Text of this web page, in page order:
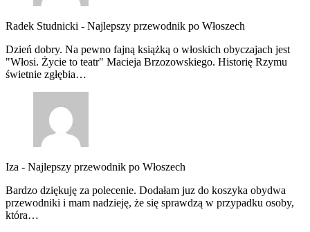
Radek Studnicki - Najlepszy przewodnik po Włoszech
Dzień dobry. Na pewno fajną książką o włoskich obyczajach jest
"Włosi. Życie to teatr" Macieja Brzozowskiego. Historię Rzymu
świetnie zgłębia…
Iza - Najlepszy przewodnik po Włoszech
Bardzo dziękuję za polecenie. Dodałam juz do koszyka obydwa
przewodniki i mam nadzieję, że się sprawdzą w przypadku osoby,
która…